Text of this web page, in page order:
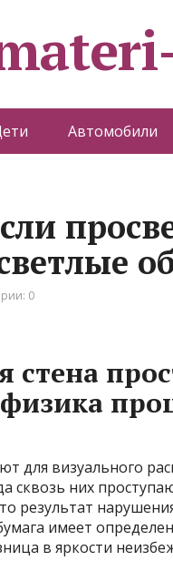
Автомобили
0
для визуального
сквозь них
результат
имеет
в яркости